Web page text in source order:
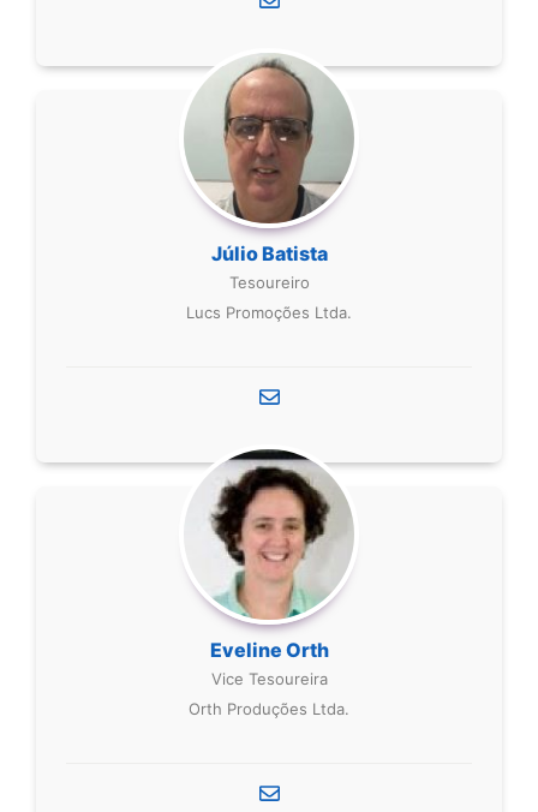
Júlio Batista
Tesoureiro
Lucs Promoções Ltda.
Eveline Orth
Vice Tesoureira
Orth Produções Ltda.